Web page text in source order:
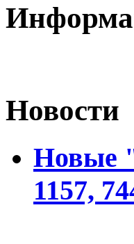
Новости
Новые
1157,